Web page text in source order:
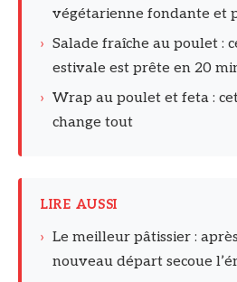
végétarienne fondante et
› Salade fraîche au poulet :
estivale est prête en 20
› Wrap au poulet et feta :
change tout
LIRE AUSSI
› Le meilleur pâtissier :
nouveau départ secoue